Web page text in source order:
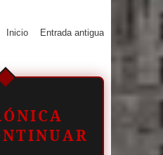
Entrada antigua
Inicio